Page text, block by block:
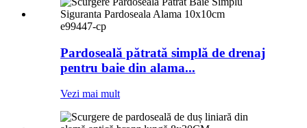
e99447-cp
Pardoseală pătrată simplă de drenaj
pentru baie din alama...
Vezi mai mult